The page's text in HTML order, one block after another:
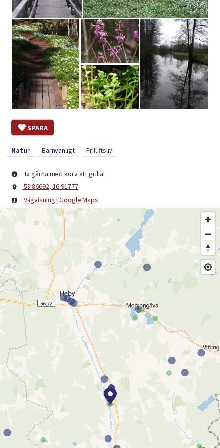
SPARA
Natur Barnvänligt Friluftsliv
Ta gärna med korv att grilla!
59.86692, 16.91777
Vägvisning i Google Maps